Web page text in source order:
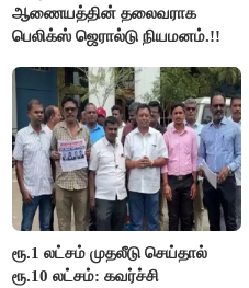
ஆணையத்தின் தலைவராக
பெலிக்ஸ் ஜெரால்டு நியமனம்.!!
ரூ.1 லட்சம் முதலீடு செய்தால்
ரூ.10 லட்சம்: கவர்ச்சி